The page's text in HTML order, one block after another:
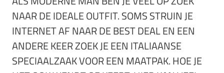
NAAR DE IDEALE OUTFIT. SOMS STRUIN JE
INTERNET AF NAAR DE BEST DEAL EN EEN
ANDERE KEER ZOEK JE EEN ITALIAANSE
SPECIAALZAAK VOOR EEN MAATPAK. HOE JE